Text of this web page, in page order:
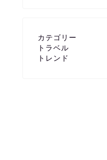
カテゴリー
トラベル
トレンド